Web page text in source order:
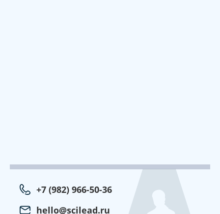
+7 (982) 966-50-36
hello@scilead.ru